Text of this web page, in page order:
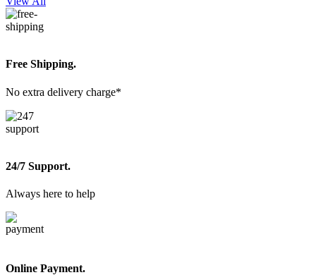
Free Shipping.
No extra delivery charge*
24/7 Support.
Always here to help
Online Payment.